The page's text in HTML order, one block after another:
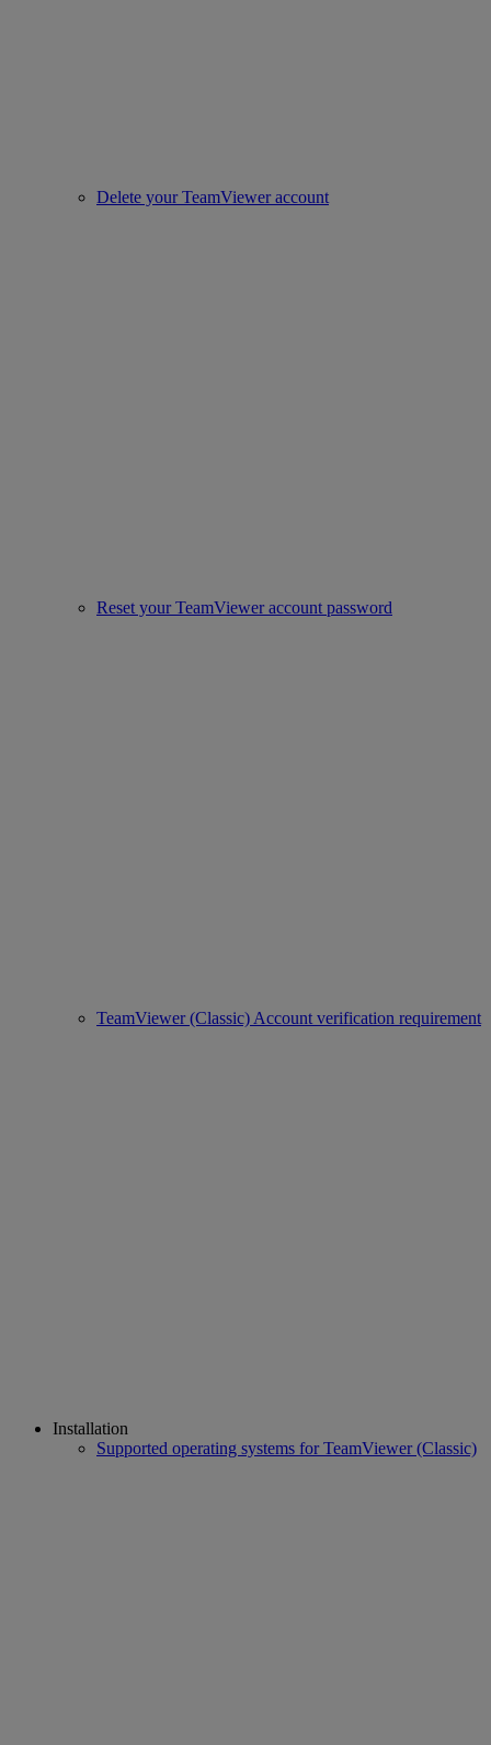
Delete your TeamViewer account
Reset your TeamViewer account password
TeamViewer (Classic) Account verification requirement
Installation
Supported operating systems for TeamViewer (Classic)